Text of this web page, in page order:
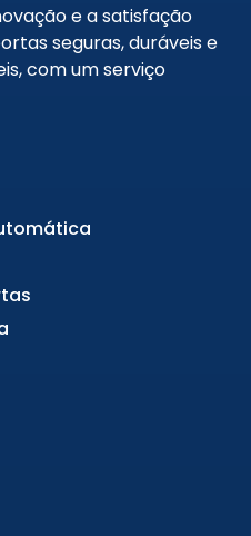
e a satisfação
seguras, duráveis e
com um serviço